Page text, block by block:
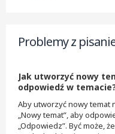
Problemy z
Jak utworzyć nowy
odpowiedź w
Aby utworzyć nowy temat
„Nowy temat”, aby
„Odpowiedz”. Być może,